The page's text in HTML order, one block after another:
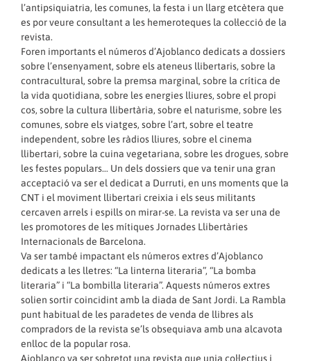
l’antipsiquiatria, les comunes, la festa i un llarg etcètera que
es por veure consultant a les hemeroteques la col·lecció de la
revista.
Foren importants el números d’Ajoblanco dedicats a dossiers
sobre l’ensenyament, sobre els ateneus llibertaris, sobre la
contracultural, sobre la premsa marginal, sobre la crítica de
la vida quotidiana, sobre les energies lliures, sobre el propi
cos, sobre la cultura llibertària, sobre el naturisme, sobre les
comunes, sobre els viatges, sobre l’art, sobre el teatre
independent, sobre les ràdios lliures, sobre el cinema
llibertari, sobre la cuina vegetariana, sobre les drogues, sobre
les festes populars… Un dels dossiers que va tenir una gran
acceptació va ser el dedicat a Durruti, en uns moments que la
CNT i el moviment llibertari creixia i els seus militants
cercaven arrels i espills on mirar-se. La revista va ser una de
les promotores de les mítiques Jornades Llibertàries
Internacionals de Barcelona.
Va ser també impactant els números extres d’Ajoblanco
dedicats a les lletres: “La linterna literaria”, “La bomba
literaria” i “La bombilla literaria”. Aquests números extres
solien sortir coincidint amb la diada de Sant Jordi. La Rambla
punt habitual de les paradetes de venda de llibres als
compradors de la revista se’ls obsequiava amb una alcavota
enlloc de la popular rosa.
Ajoblanco va ser sobretot una revista que unia col·lectius i